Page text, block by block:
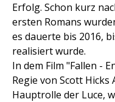
Erfolg. Schon kurz
ersten Romans
es dauerte bis 2016,
realisiert wurde.
In dem Film "Fallen -
Regie von Scott
Hauptrolle der Luce,